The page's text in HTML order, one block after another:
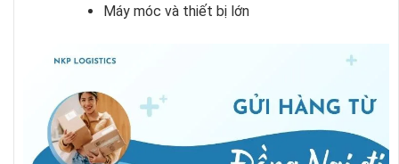
Máy móc và thiết bị lớn